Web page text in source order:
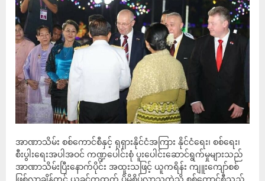
အာဏာသိမ်း စစ်ကောင်စီနှင့် ရုရှားနိုင်ငံအကြား နိုင်ငံရေး၊ စစ်ရေး၊
စီးပွါးရေးအပါအဝင် ကဏ္ဍပေါင်းစုံ ပူးပေါင်းဆောင်ရွက်မှုများသည်
အာဏာသိမ်းပြီးနောက်ပိုင်း အထူးသဖြင့် ယူကရိန်း ကျူးကျော်စစ်